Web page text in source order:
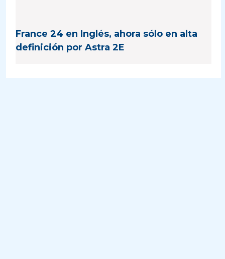
France 24 en Inglés, ahora sólo en alta
definición por Astra 2E